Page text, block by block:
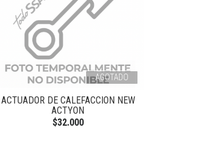
AGOTADO
ACTUADOR DE CALEFACCION NEW
ACTYON
$32.000